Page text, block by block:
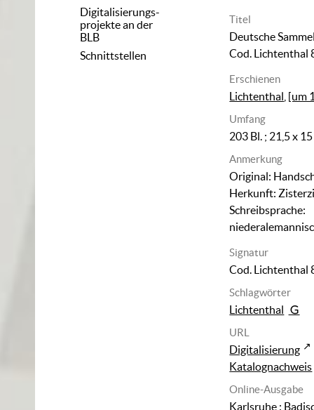
Digitalisierungs-
projekte an der
BLB
Schnittstellen
Titel
Deutsche
Cod. Lichtenthal
Erschienen
Lichtenthal [um
Umfang
203 Bl. ; 21,5 x
Anmerkung
Original:
Herkunft:
Schreibsprache:
Signatur
Cod. Lichtenthal
Schlagwörter
Lichtenthal
URL
Digitalisierung
Katalognachweis
Online-Ausgabe
Karlsruhe :